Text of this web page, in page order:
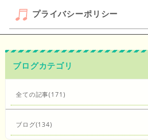
プライバシーポリシー
ブログカテゴリ
全ての記事(171)
ブログ(134)